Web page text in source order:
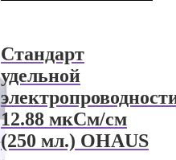
Стандарт
удельной
12.88 мкСм/см
(250 мл.) OHAUS